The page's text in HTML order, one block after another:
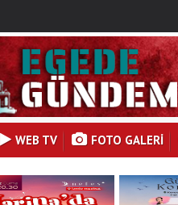
WEB TV FOTO GALERI